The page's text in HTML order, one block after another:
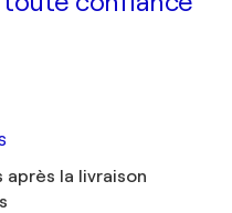
la livraison